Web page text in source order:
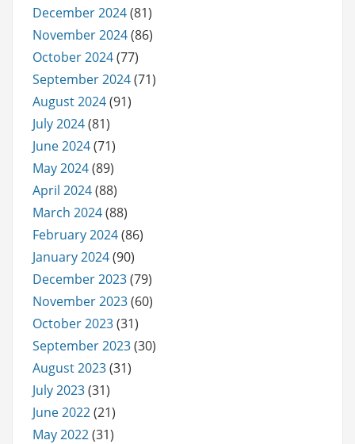
December 2024(81)
November 2024(86)
October 2024(77)
September 2024(71)
August 2024(91)
July 2024(81)
June 2024(71)
May 2024(89)
April 2024(88)
March 2024(88)
February 2024(86)
January 2024(90)
December 2023(79)
November 2023(60)
October 2023(31)
September 2023(30)
August 2023(31)
July 2023(31)
June 2022(21)
May 2022(31)